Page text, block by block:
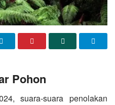
Pohon
suara-suara penolakan